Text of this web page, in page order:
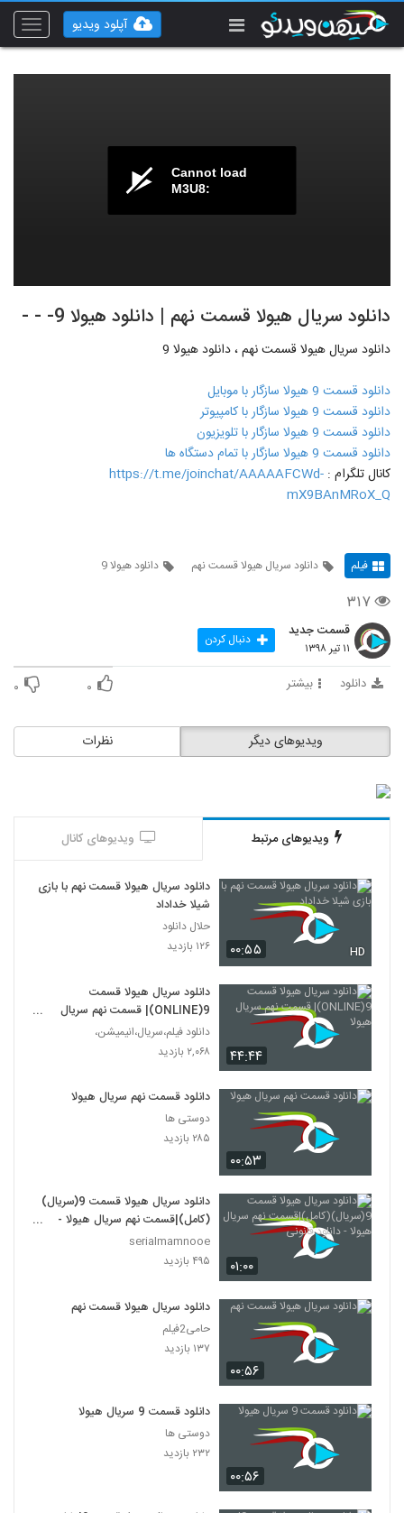
Toggle
آپلود ویدیو
Cannot load
M3U8:
دانلود سریال هیولا قسمت نهم | دانلود هیولا 9- - -
دانلود سریال هیولا قسمت نهم ، دانلود هیولا 9
دانلود قسمت 9 هیولا سازگار با موبایل
دانلود قسمت 9 هیولا سازگار با کامپیوتر
دانلود قسمت 9 هیولا سازگار با تلویزیون
دانلود قسمت 9 هیولا سازگار با تمام دستگاه ها
کانال تلگرام : https://t.me/joinchat/AAAAAFCWd-
mX9BAnMRoX_Q
فیلم دانلود سریال هیولا قسمت نهم دانلود هیولا 9
۳۱۷
قسمت جدید
۱۱ تیر ۱۳۹۸ دنبال کردن
دانلود بیشتر ۰ ۰
نظرات ویدیوهای دیگر
ویدیوهای مرتبط ویدیوهای کانال
۰۰:۵۵ HD
دانلود سریال هیولا قسمت نهم با بازی
شیلا خداداد
حلال دانلود
۱۲۶ بازدید
۴۴:۴۴
دانلود سریال هیولا قسمت
9(ONLINE)| قسمت نهم سریال
هیولا
دانلود فیلم،سریال،انیمیشن،
۲,۰۶۸ بازدید
۰۰:۵۳
دانلود قسمت نهم سریال هیولا
دوستی ها
۲۸۵ بازدید
۰۱:۰۰
دانلود سریال هیولا قسمت 9(سریال)
(کامل)|قسمت نهم سریال هیولا -
دانلود قانونی
serialmamnooe
۴۹۵ بازدید
۰۰:۵۶
دانلود سریال هیولا قسمت نهم
حامی2فیلم
۱۳۷ بازدید
۰۰:۵۶
دانلود قسمت 9 سریال هیولا
دوستی ها
۲۳۲ بازدید